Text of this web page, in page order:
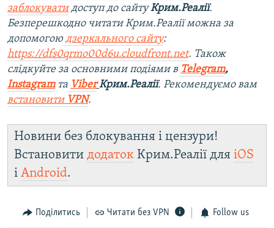
заблокуватидоступ до сайтуКрим.Реалії.
Безперешкодно читати Крим.Реалії можна за
допомогою дзеркального сайту:
https://dfs0qrmo00d6u.cloudfront.net. Також
слідкуйте за основними подіями в Telegram,
Instagramта Viber Крим.Реалії. Рекомендуємо вам
встановити VPN.
Новини без блокування і цензури!
Встановити додаток Крим.Реалії для iOS
і Android.
Поділитись Читати без VPN Follow us